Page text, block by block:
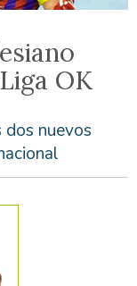
OK
nuevos